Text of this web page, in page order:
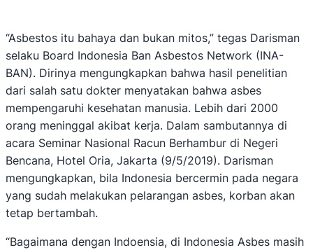
“Asbestos itu bahaya dan bukan mitos,” tegas Darisman
selaku Board Indonesia Ban Asbestos Network (INA-
BAN). Dirinya mengungkapkan bahwa hasil penelitian
dari salah satu dokter menyatakan bahwa asbes
mempengaruhi kesehatan manusia. Lebih dari 2000
orang meninggal akibat kerja. Dalam sambutannya di
acara Seminar Nasional Racun Berhambur di Negeri
Bencana, Hotel Oria, Jakarta (9/5/2019). Darisman
mengungkapkan, bila Indonesia bercermin pada negara
yang sudah melakukan pelarangan asbes, korban akan
tetap bertambah.
“Bagaimana dengan Indoensia, di Indonesia Asbes masih